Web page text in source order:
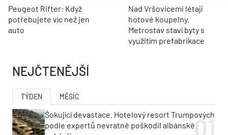
Peugeot Rifter: Když
potřebujete víc než jen
auto
Nad Vršovicemi létají
hotové koupelny.
Metrostav staví byty s
využitím prefabrikace
NEJČTENĚJŠÍ
TÝDEN MĚSÍC
Šokující devastace. Hotelový resort Trumpových
podle expertů nevratně poškodil albánské